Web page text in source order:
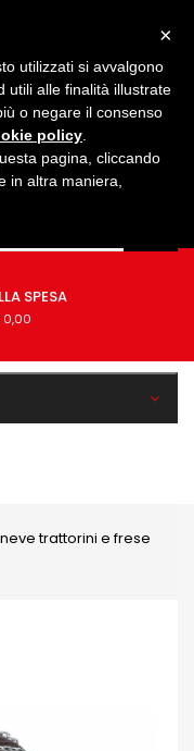
SPESA
trattorini e frese
×
utilizzati si avvalgono
utili alle finalità illustrate
o negare il consenso
policy
pagina, cliccando
in altra maniera,